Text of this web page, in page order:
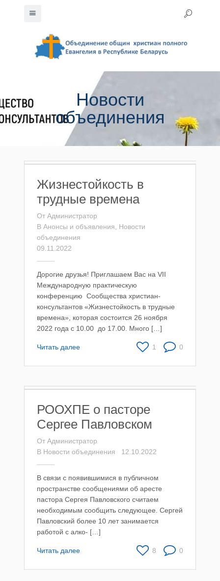
Новости
объединения
Жизнестойкость в
трудные времена
От Администратор
В Анонсы и объявления
Новости
объединения
09.11.2022
Дорогие друзья! Приглашаем Вас на VII
Международную практическую
конференцию Сообщества христиан-
консультантов «Жизнестойкость в трудные
времена», которая состоится 26 ноября
2022 года с 10.00 до 17.00. Много […]
Читать далее 0
1
РООХПЕ о пасторе
Сергее Павловском
От Администратор
В Новости объединения 12.10.2022
В связи с появившимися в публичном
пространстве сообщениями об аресте
пастора Сергея Павловского считаем
необходимым сообщить следующее. Сергей
Павловский более 10 лет занимается
работой с алко- […]
Читать далее 0
8